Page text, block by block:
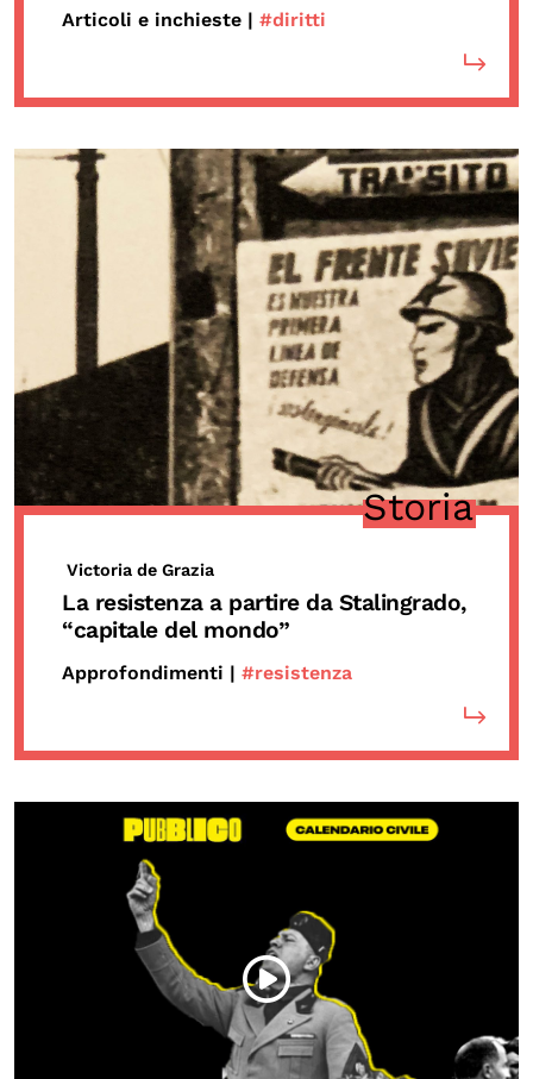
Articoli e inchieste | #diritti
Storia
Victoria de Grazia
La resistenza a partire da Stalingrado,
“capitale del mondo”
Approfondimenti | #resistenza